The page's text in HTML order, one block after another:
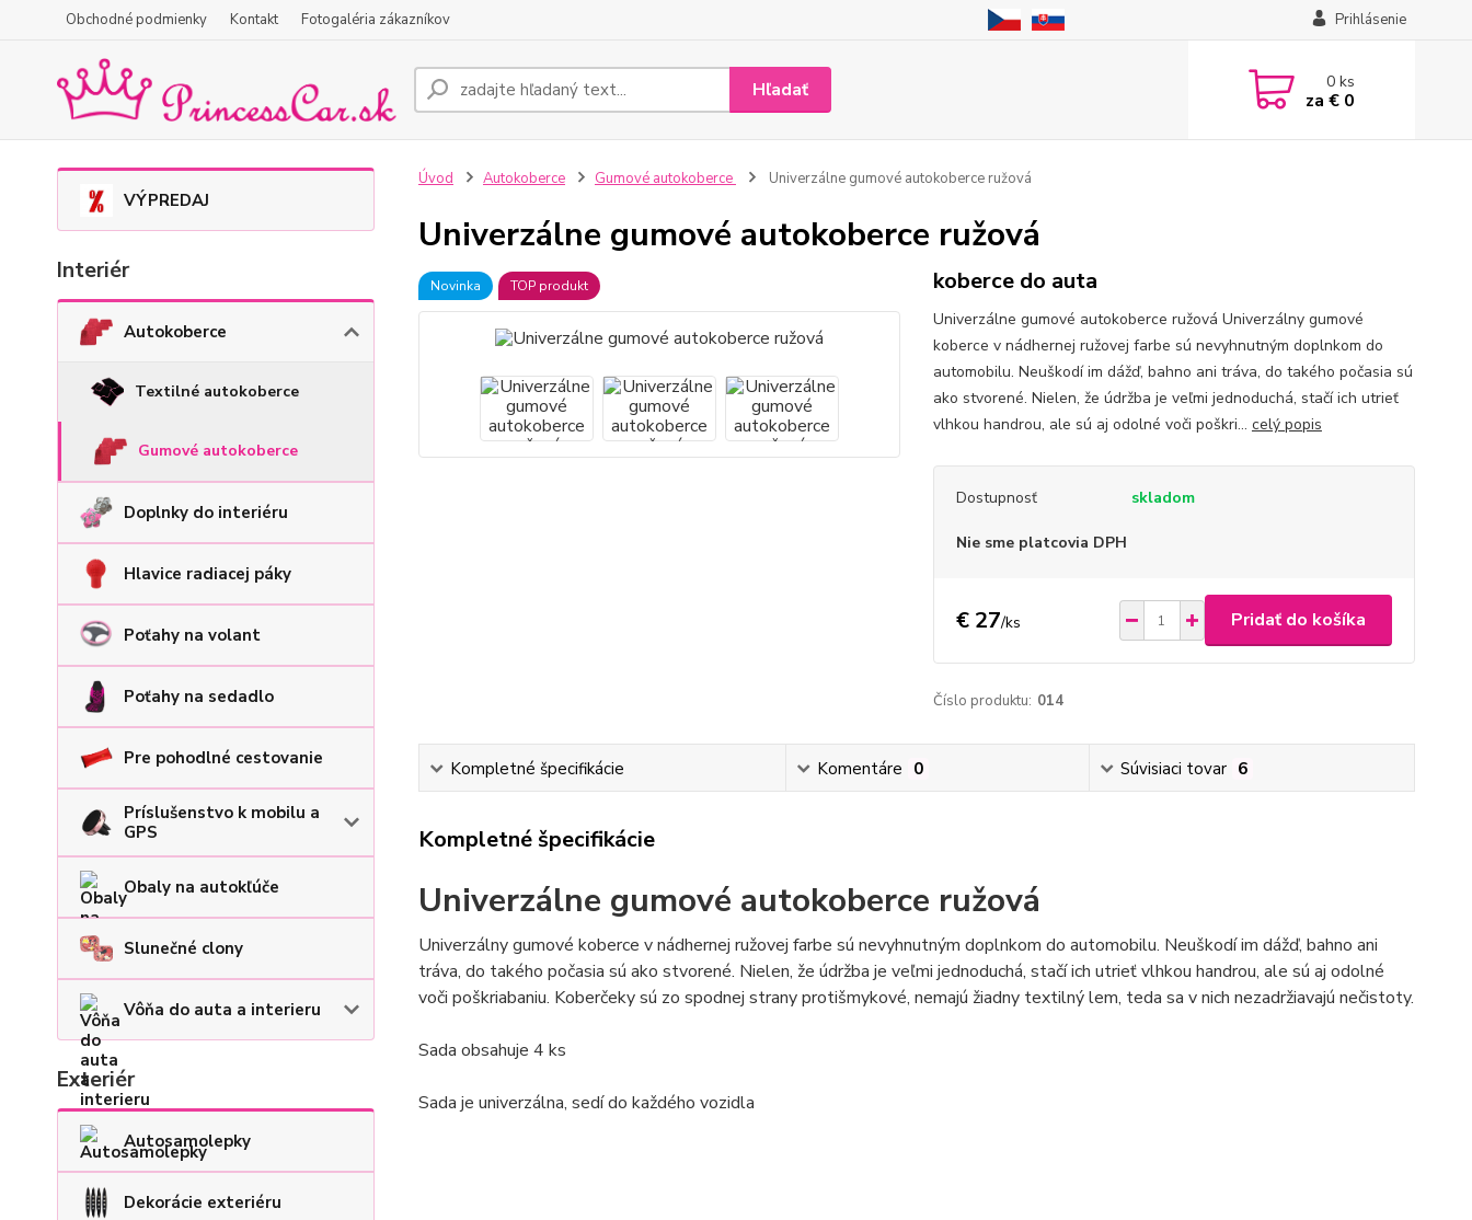
Obchodné podmienky Kontakt Fotogaléria zákazníkov Prihlásenie
Hľadať 0ks
za € 0
VÝPREDAJ
Interiér
Autokoberce
Textilné autokoberce
Gumové autokoberce
Doplnky do interiéru
Hlavice radiacej páky
Poťahy na volant
Poťahy na sedadlo
Pre pohodlné cestovanie
Príslušenstvo k mobilu a
GPS
Obaly na autokľúče
Slunečné clony
Vôňa do auta a interieru
Exteriér
Autosamolepky
Dekorácie exteriéru
Úvod Autokoberce Gumové autokoberce Univerzálne gumové autokoberce ružová
Univerzálne gumové autokoberce ružová
Novinka TOP produkt koberce do auta
Univerzálne gumové autokoberce ružová Univerzálny gumové
koberce v nádhernej ružovej farbe sú nevyhnutným doplnkom do
automobilu. Neuškodí im dážď, bahno ani tráva, do takého počasia sú
ako stvorené. Nielen, že údržba je veľmi jednoduchá, stačí ich utrieť
vlhkou handrou, ale sú aj odolné voči poškri... celý popis
Dostupnosť skladom
Nie sme platcovia DPH
€ 27/ks Pridať do košíka
Číslo produktu: 014
Kompletné špecifikácie Komentáre 0 Súvisiaci tovar 6
Kompletné špecifikácie
Univerzálne gumové autokoberce ružová
Univerzálny gumové koberce v nádhernej ružovej farbe sú nevyhnutným doplnkom do automobilu. Neuškodí im dážď, bahno ani
tráva, do takého počasia sú ako stvorené. Nielen, že údržba je veľmi jednoduchá, stačí ich utrieť vlhkou handrou, ale sú aj odolné
voči poškriabaniu. Koberčeky sú zo spodnej strany protišmykové, nemajú žiadny textilný lem, teda sa v nich nezadržiavajú nečistoty.
Sada obsahuje 4 ks
Sada je univerzálna, sedí do každého vozidla